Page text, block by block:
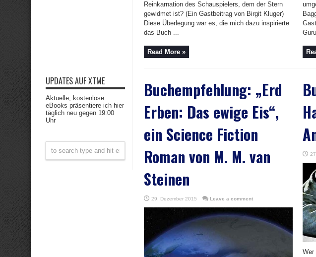
Reinkarnation des Schauspielers, dem der Stern
gewidmet ist? (Ein Gastbeitrag von Birgit Kluger)
Diese Überlegung war es, die mich dazu inspirierte
das Buch ...
Read More »
Buchempfehlung: „Erd
Erben: Das ewige Eis“,
ein Science Fiction
Roman von M. M. van
Steinen
29. Dezember 2015 Leave a comment
Wer
UPDATES AUF XTME
Aktuelle, kostenlose
eBooks präsentiere ich hier
täglich neu gegen 19:00
Uhr